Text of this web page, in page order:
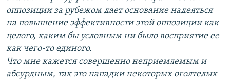
оппозиции за рубежом дает основание надеяться
на повышение эффективности этой оппозиции как
целого, каким бы условным ни было восприятие ее
как чего-то единого.
Что мне кажется совершенно неприемлемым и
абсурдным, так это нападки некоторых оголтелых